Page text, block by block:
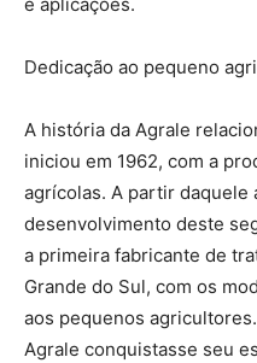
Dedicação ao pequeno
A história da Agrale
iniciou em 1962, com a
agrícolas. A partir daquele
desenvolvimento deste
a primeira fabricante de
Grande do Sul, com os
aos pequenos
Agrale conquistasse seu